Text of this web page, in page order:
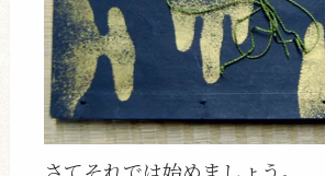
さてそれでは始めましょう。